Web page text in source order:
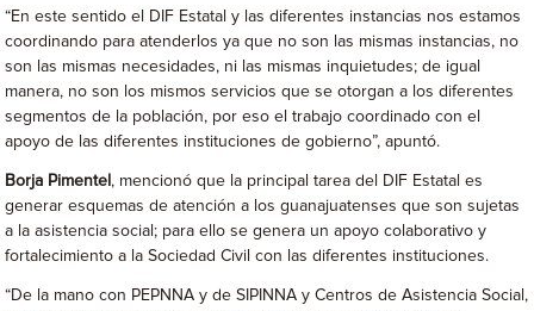
“En este sentido el DIF Estatal y las diferentes instancias nos estamos
coordinando para atenderlos ya que no son las mismas instancias, no
son las mismas necesidades, ni las mismas inquietudes; de igual
manera, no son los mismos servicios que se otorgan a los diferentes
segmentos de la población, por eso el trabajo coordinado con el
apoyo de las diferentes instituciones de gobierno”, apuntó.
Borja Pimentel , mencionó que la principal tarea del DIF Estatal es
generar esquemas de atención a los guanajuatenses que son sujetas
a la asistencia social; para ello se genera un apoyo colaborativo y
fortalecimiento a la Sociedad Civil con las diferentes instituciones.
“De la mano con PEPNNA y de SIPINNA y Centros de Asistencia Social,